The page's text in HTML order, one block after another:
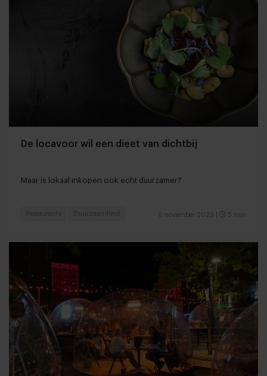
De locavoor wil een dieet van dichtbij
Maar is lokaal inkopen ook echt duurzamer?
6 november 2023 5 min
Restaurants Duurzaamheid